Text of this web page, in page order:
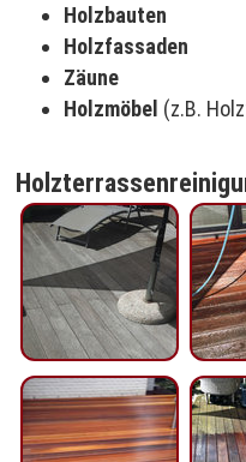
Holzbauten
Holzfassaden
Zäune
Holzmöbel (z.B.